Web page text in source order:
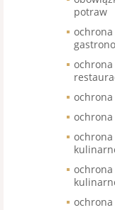
potraw